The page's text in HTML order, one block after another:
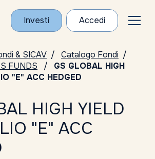
Investi Accedi
& SICAV
Catalogo Fondi
FUNDS
GS GLOBAL HIGH
"E" ACC HEDGED
HIGH YIELD
"E" ACC